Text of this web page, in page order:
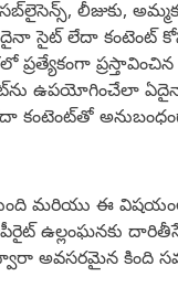
లీజుకు,
సైట్ లేదా కంటెంట్
ఉపయోగించేలా
మరియు ఈ
ఉల్లంఘనకు
అవసరమైన కింది